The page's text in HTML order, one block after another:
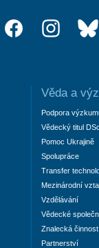
Věda a
Podpora
Vědecký titul
Pomoc Ukrajině
Spolupráce
Transfer
Mezinárodní
Vzdělávání
Vědecké
Znalecká činnost
Partnerství